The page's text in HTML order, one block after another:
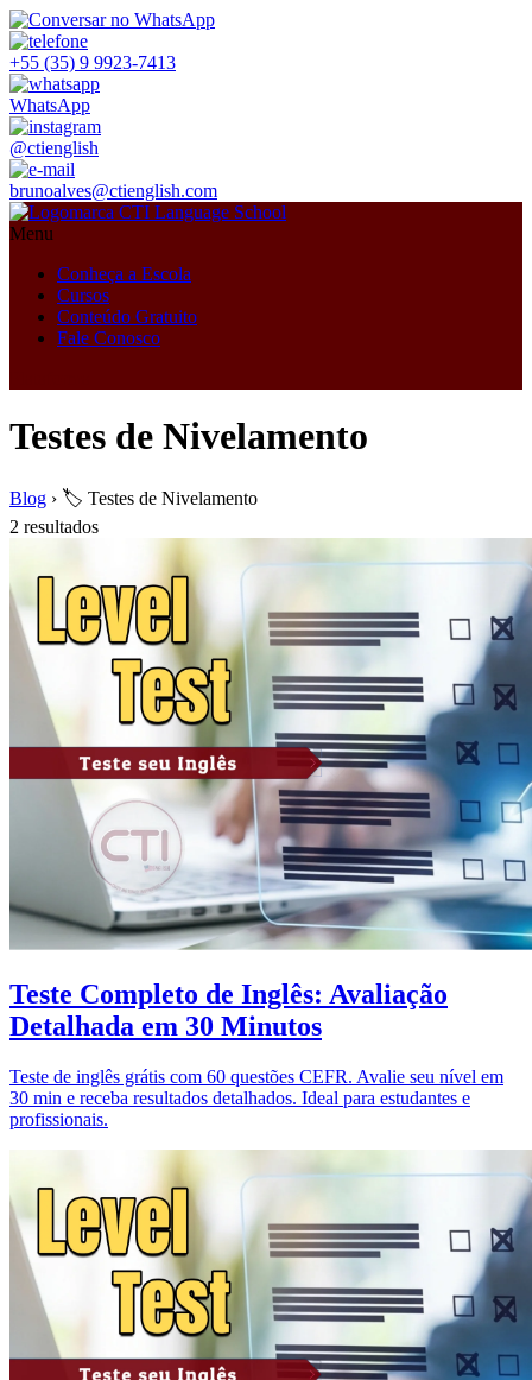
+55 (35) 9 9923-7413
WhatsApp
@ctienglish
brunoalves@ctienglish.com
Menu
Conheça a Escola
Cursos
Conteúdo Gratuito
Fale Conosco
Testes de Nivelamento
Blog › 🏷️ Testes de Nivelamento
2 resultados
Teste Completo de Inglês: Avaliação
Detalhada em 30 Minutos
Teste de inglês grátis com 60 questões CEFR. Avalie seu nível em
30 min e receba resultados detalhados. Ideal para estudantes e
profissionais.